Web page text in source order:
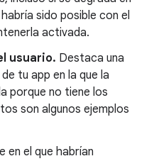
sido posible con el
activada.
usuario. Destaca una
tu app en la que la
porque no tiene los
son algunos ejemplos
en el que habrían